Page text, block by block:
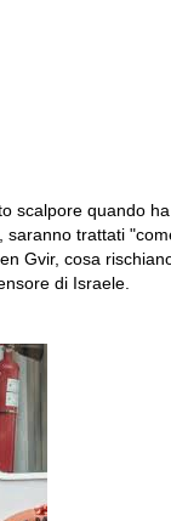
scalpore quando
trattati
Gvir, cosa
di Israele.